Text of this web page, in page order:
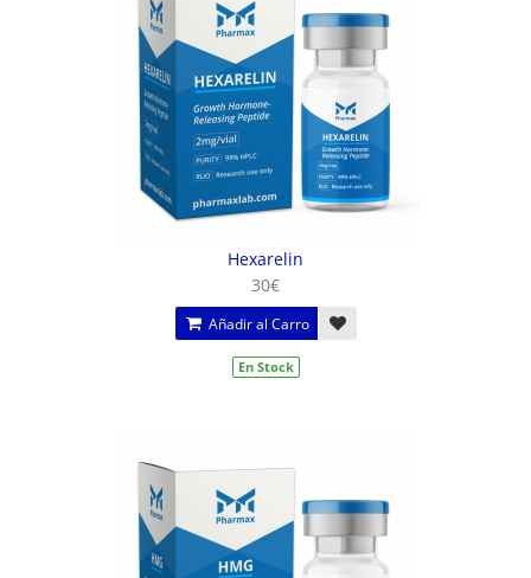
Hexarelin
30€
Añadir al Carro
En Stock